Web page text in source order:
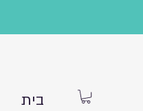
בית